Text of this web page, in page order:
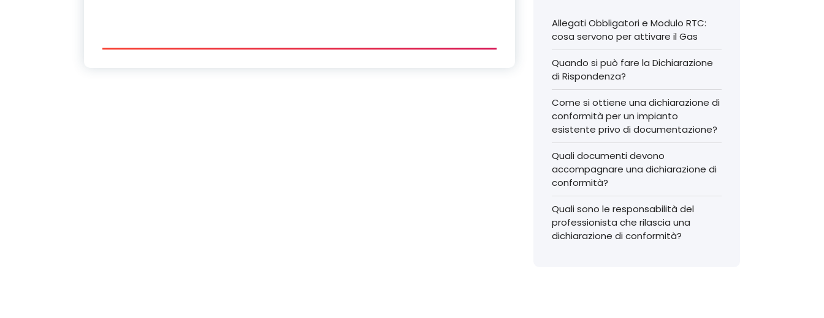
Allegati Obbligatori e Modulo RTC:
cosa servono per attivare il Gas
Quando si può fare la Dichiarazione
di Rispondenza?
Come si ottiene una dichiarazione di
conformità per un impianto
esistente privo di documentazione?
Quali documenti devono
accompagnare una dichiarazione di
conformità?
Quali sono le responsabilità del
professionista che rilascia una
dichiarazione di conformità?